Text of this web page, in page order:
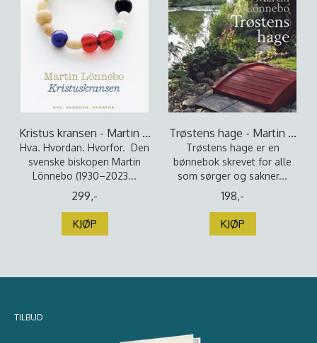
Kristus kransen - Martin ...
Hva. Hvordan. Hvorfor. Den
svenske biskopen Martin
Lönnebo (1930–2023...
299,-
KJØP
Trøstens hage - Martin ...
Trøstens hage er en
bønnebok skrevet for alle
som sørger og sakner...
198,-
KJØP
TILBUD